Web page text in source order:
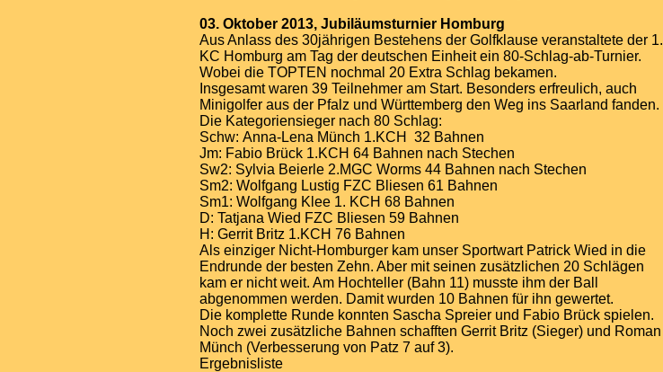
03. Oktober 2013, Jubiläumsturnier Homburg
Aus Anlass des 30jährigen Bestehens der Golfklause veranstaltete der 1.
KC Homburg am Tag der deutschen Einheit ein 80-Schlag-ab-Turnier.
Wobei die TOPTEN nochmal 20 Extra Schlag bekamen.
Insgesamt waren 39 Teilnehmer am Start. Besonders erfreulich, auch
Minigolfer aus der Pfalz und Württemberg den Weg ins Saarland fanden.
Die Kategoriensieger nach 80 Schlag:
Schw: Anna-Lena Münch 1.KCH 32 Bahnen
Jm: Fabio Brück 1.KCH 64 Bahnen nach Stechen
Sw2: Sylvia Beierle 2.MGC Worms 44 Bahnen nach Stechen
Sm2: Wolfgang Lustig FZC Bliesen 61 Bahnen
Sm1: Wolfgang Klee 1. KCH 68 Bahnen
D: Tatjana Wied FZC Bliesen 59 Bahnen
H: Gerrit Britz 1.KCH 76 Bahnen
Als einziger Nicht-Homburger kam unser Sportwart Patrick Wied in die
Endrunde der besten Zehn. Aber mit seinen zusätzlichen 20 Schlägen
kam er nicht weit. Am Hochteller (Bahn 11) musste ihm der Ball
abgenommen werden. Damit wurden 10 Bahnen für ihn gewertet.
Die komplette Runde konnten Sascha Spreier und Fabio Brück spielen.
Noch zwei zusätzliche Bahnen schafften Gerrit Britz (Sieger) und Roman
Münch (Verbesserung von Patz 7 auf 3).
Ergebnisliste